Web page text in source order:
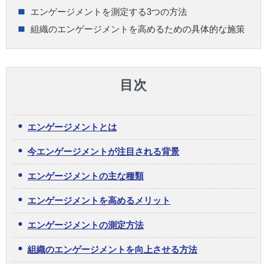
エンゲージメントを測定する3つの方法
組織のエンゲージメントを高めるための具体的な施策
目次
エンゲージメントとは
今エンゲージメントが注目される背景
エンゲージメントの主な種類
エンゲージメントを高めるメリット
エンゲージメントの測定方法
組織のエンゲージメントを向上させる方法